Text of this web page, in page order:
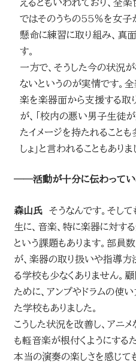
えるともいわれており、全
ではそのうちの55％を女子
懸命に練習に取り組み、真
す。
一方で、そうした今の状況
ないというのが実情です。
楽を楽器面から支援する取
が、「校内の悪い男子生徒
たイメージを持たれることも
しょ」と言われることもありま
──活動が十分に伝わってい
森山氏そうなんです。そして
生に、音楽、特に楽器に対す
という課題もあります。部員
が、楽器の取り扱いや指導
る学校も少なくありません。
ために、アンプやドラムの使
た学校もありました。
こうした状況を改善し、アニ
も軽音楽が根付くようにする
本当の演奏の楽しさを感じて